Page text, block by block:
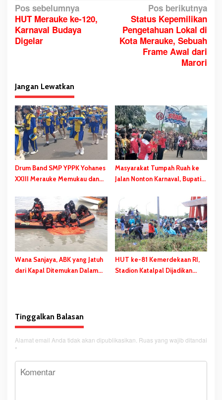
N
a
v
i
s
i
p
o
s
Pos sebelumnya
HUT Merauke ke-120,
Karnaval Budaya
Digelar
Pos berikutnya
Status Kepemilikan
Pengetahuan Lokal di
Kota Merauke, Sebuah
Frame Awal dari
Marori
Jangan Lewatkan
Drum Band SMP YPPK Yohanes
XXIII Merauke Memukau dan
Kalangan
Masyarakat Tumpah Ruah ke
Jalan Nonton Karnaval, Bupati
Identitas
Wana Sanjaya, ABK yang Jatuh
dari Kapal Ditemukan Dalam
HUT ke-81 Kemerdekaan RI,
Stadion Katalpal Dijadikan
Tinggalkan Balasan
Alamat email Anda tidak akan dipublikasikan. Ruas yang wajib ditandai
*